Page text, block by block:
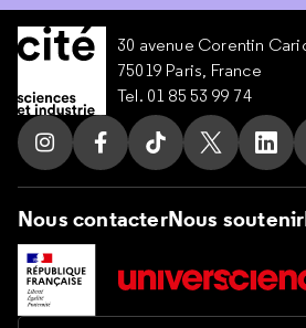
30 avenue Corentin
75019 Paris, France
Tel. 01 85 53 99 74
Suivez nous sur Instagram
Suivez nous sur
Suivez nous sur
Suivez
Nous contacterNous soutenir